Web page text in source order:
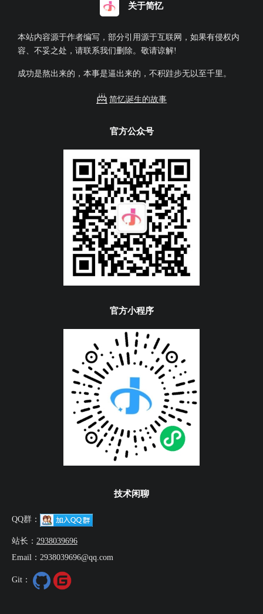
关于简忆
本站内容源于作者编写，部分引用源于互联网，如果有侵权内
容、不妥之处，请联系我们删除。敬请谅解!
成功是熬出来的，本事是逼出来的，不积跬步无以至千里。
简忆诞生的故事
官方公众号
官方小程序
技术闲聊
QQ群：
站长： 2938039696
Email：2938039696@qq.com
Git：